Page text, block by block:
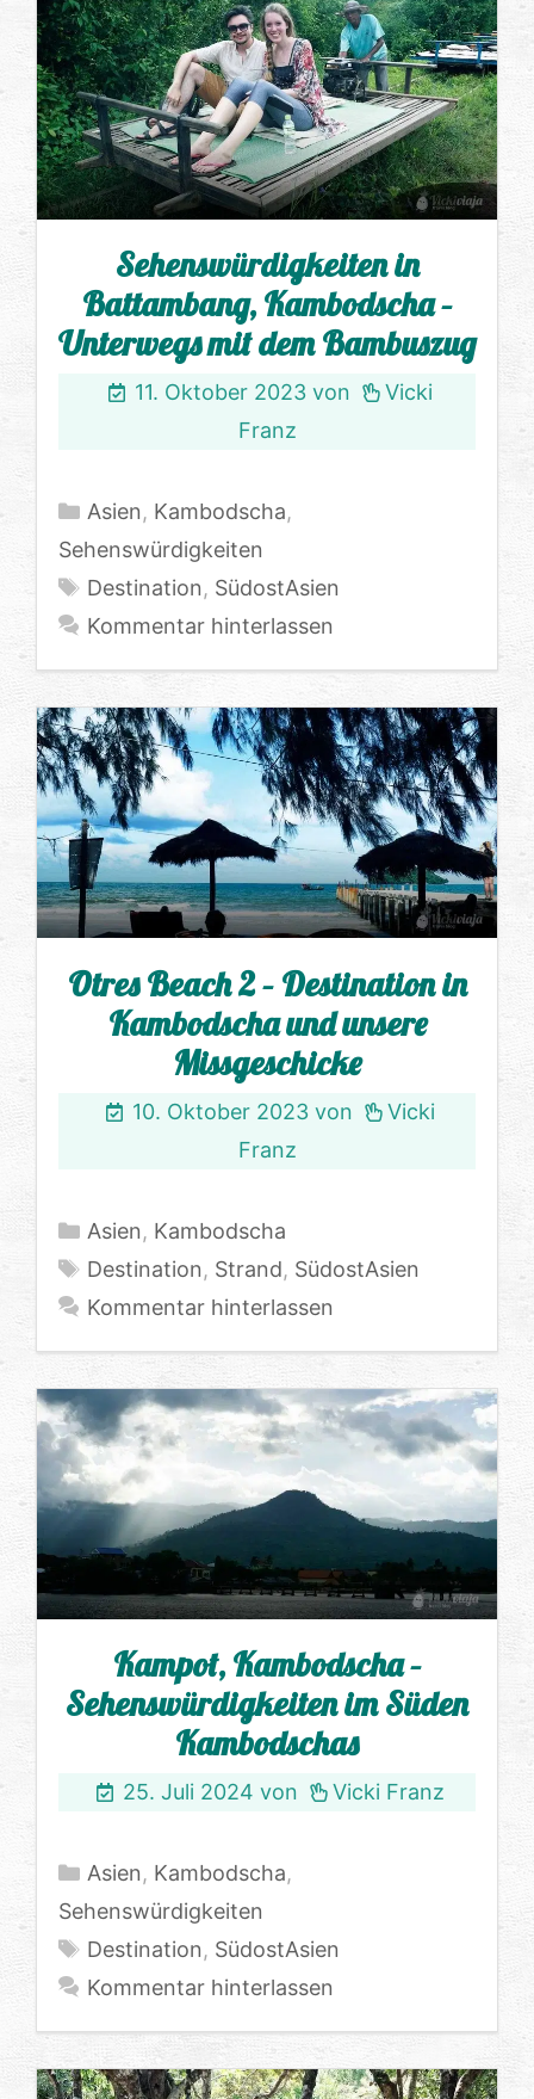
Sehenswürdigkeiten in
Battambang, Kambodscha –
Unterwegs mit dem Bambuszug
11. Oktober 2023 von
Vicki
Franz
Kategorien
Asien, Kambodscha,
Sehenswürdigkeiten
Schlagwörter
Destination, SüdostAsien
Kommentar hinterlassen
Otres Beach 2 – Destination in
Kambodscha und unsere
Missgeschicke
10. Oktober 2023 von
Vicki
Franz
Kategorien
Asien, Kambodscha
Schlagwörter
Destination, Strand, SüdostAsien
Kommentar hinterlassen
Kampot, Kambodscha –
Sehenswürdigkeiten im Süden
Kambodschas
25. Juli 2024 von Vicki Franz
Kategorien
Asien, Kambodscha,
Sehenswürdigkeiten
Schlagwörter
Destination, SüdostAsien
Kommentar hinterlassen